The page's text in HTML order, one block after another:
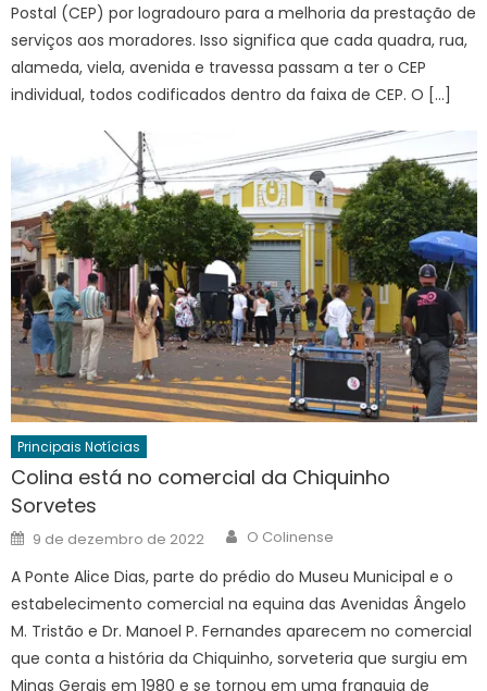
Postal (CEP) por logradouro para a melhoria da prestação de
serviços aos moradores. Isso significa que cada quadra, rua,
alameda, viela, avenida e travessa passam a ter o CEP
individual, todos codificados dentro da faixa de CEP. O […]
Principais Notícias
Colina está no comercial da Chiquinho
Sorvetes
Posted
on
9 de dezembro de 2022 Author
O Colinense
A Ponte Alice Dias, parte do prédio do Museu Municipal e o
estabelecimento comercial na equina das Avenidas Ângelo
M. Tristão e Dr. Manoel P. Fernandes aparecem no comercial
que conta a história da Chiquinho, sorveteria que surgiu em
Minas Gerais em 1980 e se tornou em uma franquia de